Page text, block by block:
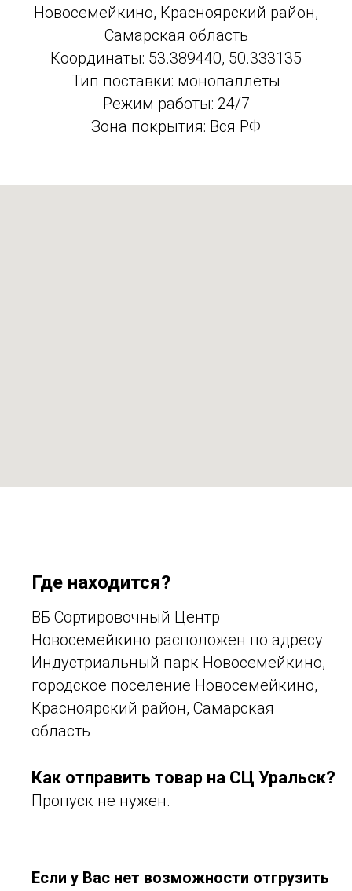
Новосемейкино, Красноярский район,
Самарская область
Координаты: 53.389440, 50.333135
Тип поставки: монопаллеты
Режим работы: 24/7
Зона покрытия: Вся РФ
Где находится?
ВБ Сортировочный Центр
Новосемейкино расположен по адресу
Индустриальный парк Новосемейкино,
городское поселение Новосемейкино,
Красноярский район, Самарская
область
Как отправить товар на СЦ Уральск?
Пропуск не нужен.
Если у Вас нет возможности отгрузить